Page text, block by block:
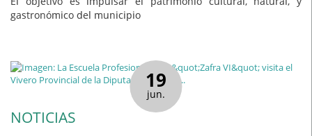
gastronómico del municipio
19
jun.
NOTICIAS